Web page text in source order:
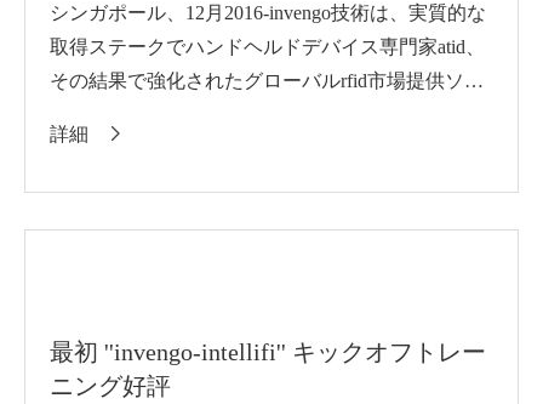
シンガポール、12月2016-invengo技術は、実質的な
取得ステークでハンドヘルドデバイス専門家atid、
その結果で強化されたグローバルrfid市場提供ソリ
詳細

最初 ''invengo-intellifi'' キックオフトレー
ニング好評